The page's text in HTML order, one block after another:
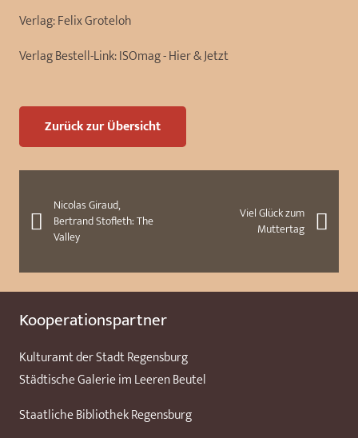
Verlag:Felix Groteloh
Verlag Bestell-Link:ISOmag - Hier & Jetzt
Zurück zur Übersicht
Nicolas Giraud,
Bertrand Stofleth: The
Valley
Viel Glück zum
Muttertag
Kooperationspartner
Kulturamt der Stadt Regensburg
Städtische Galerie im Leeren Beutel
Staatliche Bibliothek Regensburg